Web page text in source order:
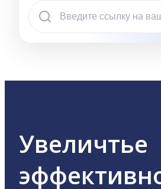
Увеличтье